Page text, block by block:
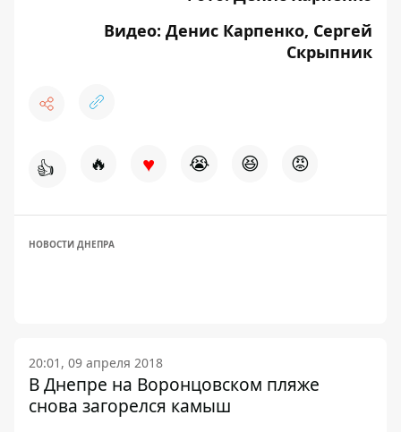
Видео: Денис Карпенко, Сергей
Скрыпник
👍 🔥 ♥ 😭 😆 😡
НОВОСТИ ДНЕПРА
20:01, 09 апреля 2018
В Днепре на Воронцовском пляже
снова загорелся камыш